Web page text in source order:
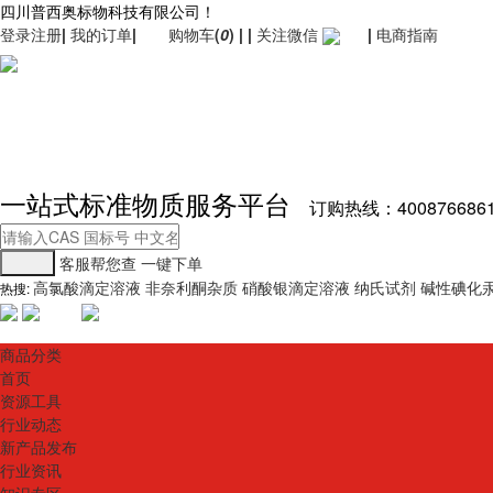
四川普西奥标物科技有限公司！
登录注册| 我的订单| 购物车(0) | | 关注微信 | 电商指南
一站式标准物质服务平台 订购热线：4008766861
客服帮您查 一键下单
热搜:高氯酸滴定溶液 非奈利酮杂质 硝酸银滴定溶液 纳氏试剂 碱性碘化
商品分类
首页
资源工具
行业动态
新产品发布
行业资讯